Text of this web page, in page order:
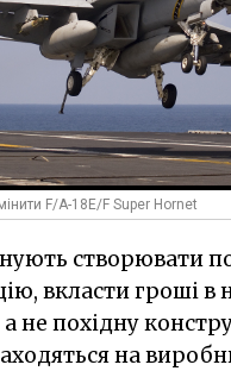
F/A-18E/F Super Hornet
створювати
вкласти гроші в
не похідну
на